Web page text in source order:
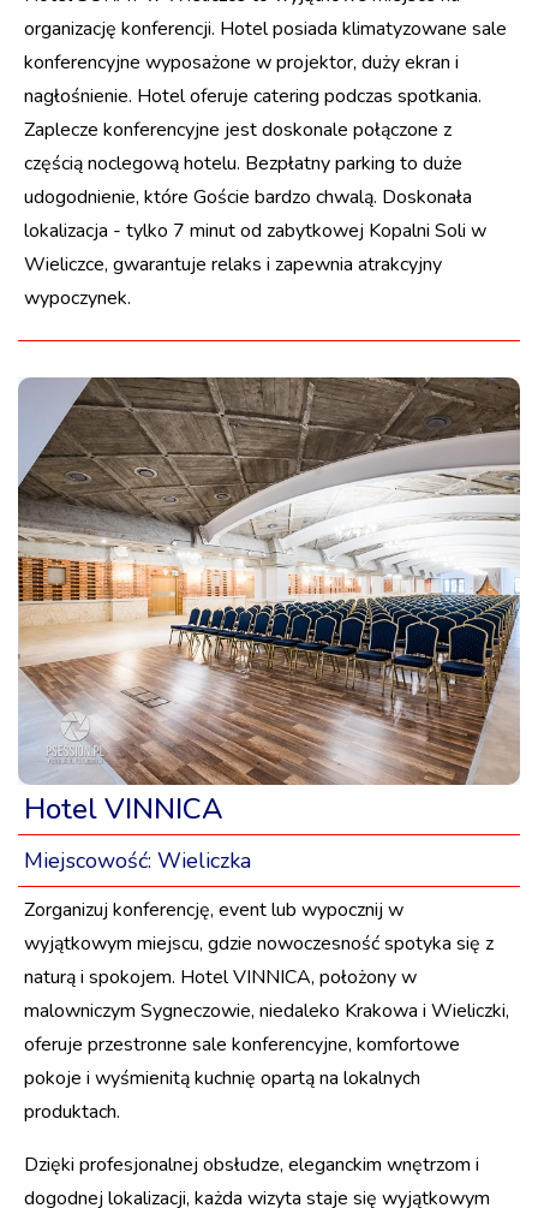
organizację konferencji. Hotel posiada klimatyzowane sale
konferencyjne wyposażone w projektor, duży ekran i
nagłośnienie. Hotel oferuje catering podczas spotkania.
Zaplecze konferencyjne jest doskonale połączone z
częścią noclegową hotelu. Bezpłatny parking to duże
udogodnienie, które Goście bardzo chwalą. Doskonała
lokalizacja - tylko 7 minut od zabytkowej Kopalni Soli w
Wieliczce, gwarantuje relaks i zapewnia atrakcyjny
wypoczynek.
Hotel VINNICA
Miejscowość: Wieliczka
Zorganizuj konferencję, event lub wypocznij w
wyjątkowym miejscu, gdzie nowoczesność spotyka się z
naturą i spokojem. Hotel VINNICA, położony w
malowniczym Sygneczowie, niedaleko Krakowa i Wieliczki,
oferuje przestronne sale konferencyjne, komfortowe
pokoje i wyśmienitą kuchnię opartą na lokalnych
produktach.
Dzięki profesjonalnej obsłudze, eleganckim wnętrzom i
dogodnej lokalizacji, każda wizyta staje się wyjątkowym